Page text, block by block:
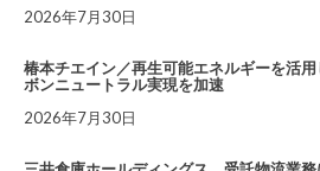
2026年7月30日
椿本チエイン／再生可能エネルギーを活
ボンニュートラル実現を加速
2026年7月30日